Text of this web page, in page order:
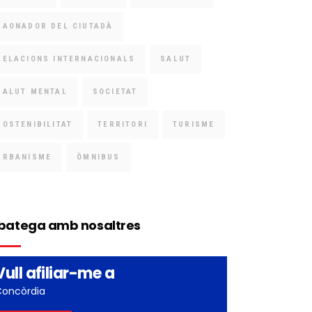
DEL CIUTADÀ
INTERNACIONALS SALUT
MENTAL SOCIETAT
TERRITORI TURISME
ÒMNIBUS
amb nosaltres
afiliar-me a